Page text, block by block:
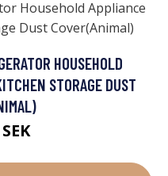
HOUSEHOLD
STORAGE DUST